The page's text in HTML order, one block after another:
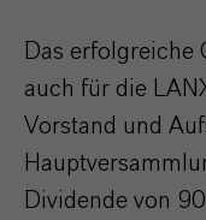
Das
auch für die
Vorstand und
Dividende von